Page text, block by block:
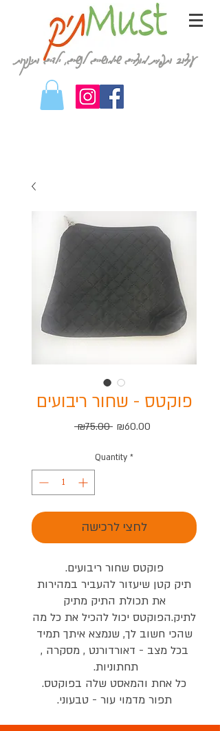
עיצוב ותפירת מוצרים שימושיים לנשים, ילדים ותינוקות
פוקטס - שחור ריבועים
₪75.00 Regular
₪60.00
Quantity *
לחצי לרכישה
פוקטס שחור ריבועים.
תיק קטן שיעזור להעביר במהירות
את תכולת התיק מתיק
לתיק.הפוקטס יכול להכיל את כל מה
שהכי חשוב לך, שנמצא איתך תמיד
בכל מצב - דאורדורנט , מסקרה ,
תחתוניות.
כל אחת והמאסט שלה בפוקטס.
תפור מדמוי עור - טבעוני.